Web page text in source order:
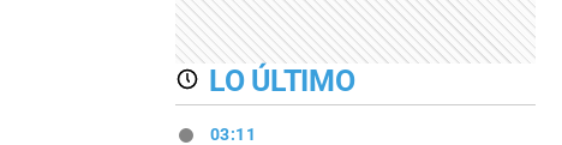
LO ÚLTIMO
03:11